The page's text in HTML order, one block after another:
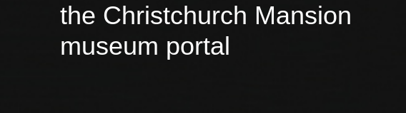
the Christchurch Mansion
museum portal